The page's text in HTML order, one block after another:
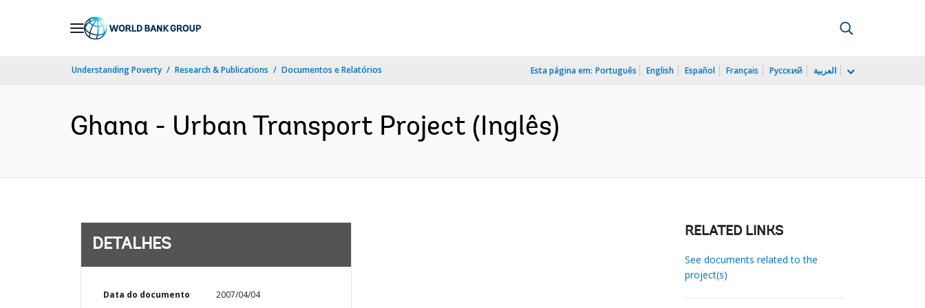
Understanding Poverty Research & Publications Documentos e Relatórios Esta página em: Português English Español Français Русский العربية
Ghana - Urban Transport Project (Inglês)
DETALHES
Data do documento 2007/04/04
RELATED LINKS
See documents related to the
project(s)